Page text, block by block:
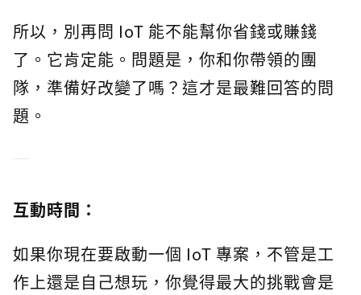
所以，別再問 IoT 能不能幫你省錢或賺錢
了。它肯定能。問題是，你和你帶領的團
隊，準備好改變了嗎？這才是最難回答的問
題。
互動時間：
如果你現在要啟動一個 IoT 專案，不管是工
作上還是自己想玩，你覺得最大的挑戰會是